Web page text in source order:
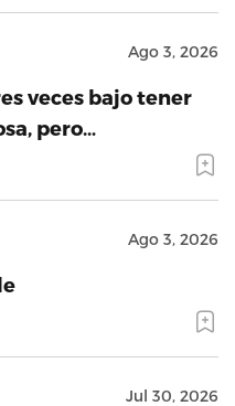
Ago 3, 2026
veces bajo tener
pero…
Ago 3, 2026
Jul 30, 2026